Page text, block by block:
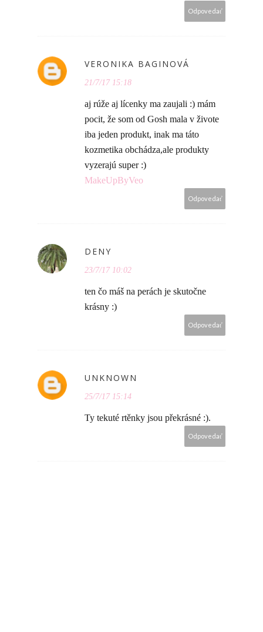
Odpovedať
VERONIKA BAGINOVÁ
21/7/17 15:18
aj rúže aj lícenky ma zaujali :) mám
pocit, že som od Gosh mala v živote
iba jeden produkt, inak ma táto
kozmetika obchádza,ale produkty
vyzerajú super :)
MakeUpByVeo
Odpovedať
DENY
23/7/17 10:02
ten čo máš na perách je skutočne
krásny :)
Odpovedať
UNKNOWN
25/7/17 15:14
Ty tekuté rtěnky jsou překrásné :).
Odpovedať